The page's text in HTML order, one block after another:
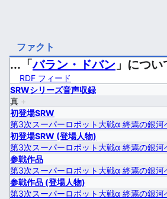
ファクト
...「バラン・ドバン 」につ
RDF フィード
SRWシリーズ音声収録
真 +
初登場SRW
第3次スーパーロボット大戦α 終焉の銀河
初登場SRW (登場人物)
第3次スーパーロボット大戦α 終焉の銀河
参戦作品
第3次スーパーロボット大戦α 終焉の銀河
参戦作品 (登場人物)
第3次スーパーロボット大戦α 終焉の銀河